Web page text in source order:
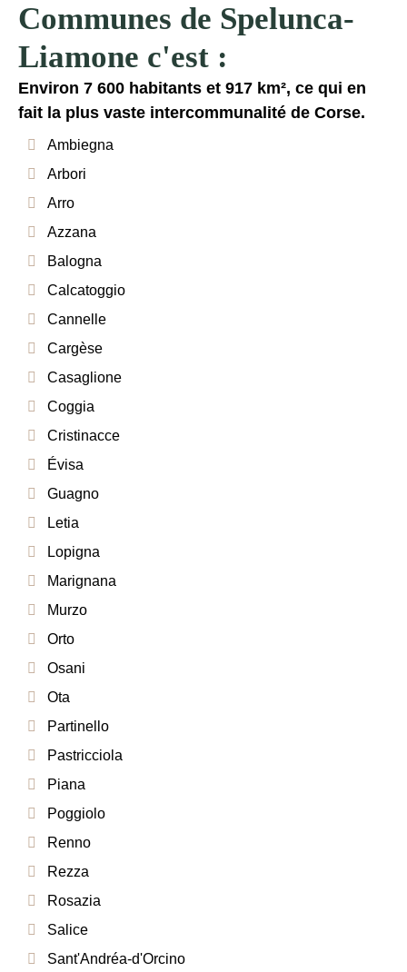
Communes de Spelunca-
Liamone c'est :
Environ 7 600 habitants et 917 km², ce qui en
fait la plus vaste intercommunalité de Corse.
Ambiegna
Arbori
Arro
Azzana
Balogna
Calcatoggio
Cannelle
Cargèse
Casaglione
Coggia
Cristinacce
Évisa
Guagno
Letia
Lopigna
Marignana
Murzo
Orto
Osani
Ota
Partinello
Pastricciola
Piana
Poggiolo
Renno
Rezza
Rosazia
Salice
Sant'Andréa-d'Orcino